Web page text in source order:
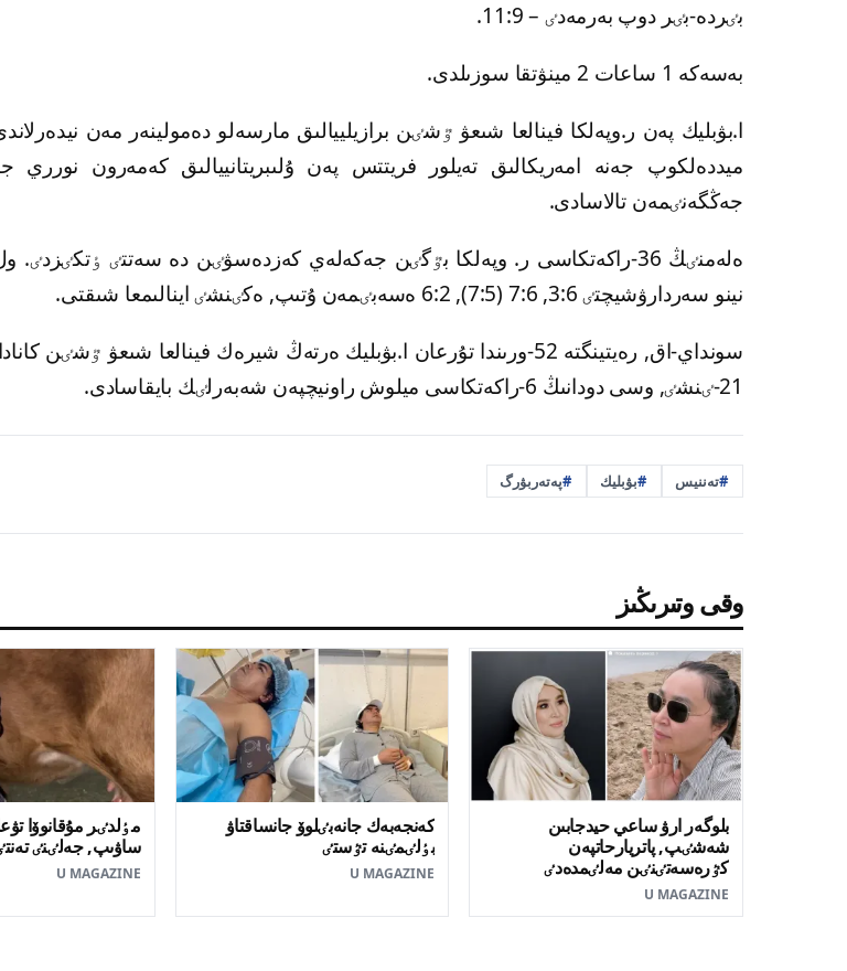
بٸردە-بٸر دوپ بەرمەدٸ – 11:9.
بەسەكە 1 ساعات 2 مينۋتقا سوزىلدى.
ا.بۋبليك پەن ر.وپەلكا فينالعا شىعۋ ٷشٸن برازيلييالىق مارسەلو دەمولينەر مەن
ميددەلكوپ جەنە امەريكالىق تەيلور فريتتس پەن ۇلىبريتانييالىق كەمەرون نورري
جەڭگەنٸمەن تالاسادى.
ەلەمنٸڭ 36-راكەتكاسى ر. وپەلكا بٷگٸن جەكەلەي كەزدەسۋٸن دە سەتتٸ ٶتكٸزدٸ.
نينو سەردارۋشيچتٸ 3:6, 7:6 (7:5), 6:2 ەسەبٸمەن ۇتىپ, ەكٸنشٸ اينالىمعا شىقتى.
سونداي-اق, رەيتينگتە 52-ورىندا تۇرعان ا.بۋبليك ەرتەڭ شيرەك فينالعا شىعۋ ٷشٸن
21-ٸنشٸ, وسى دودانىڭ 6-راكەتكاسى ميلوش راونيچپەن شەبەرلٸك بايقاسادى.
تەننيس بۋبليك پەتەربۋرگ
وقى وتىرىڭىز
بلوگەر ارۋ ساعي حيدجابىن
شەشٸپ, پاتريارحاتپەن
كٷرەسەتٸنٸن مەلٸمدەدٸ
U MAGAZINE
كەنجەبەك جانەبٸلوۆ جانساقتاۋ
بٶلٸمٸنە تٷستٸ
U MAGAZINE
مٶلدٸر مۇقانوۆا
ساۋىپ, جەلٸنٸ
U MAGAZINE